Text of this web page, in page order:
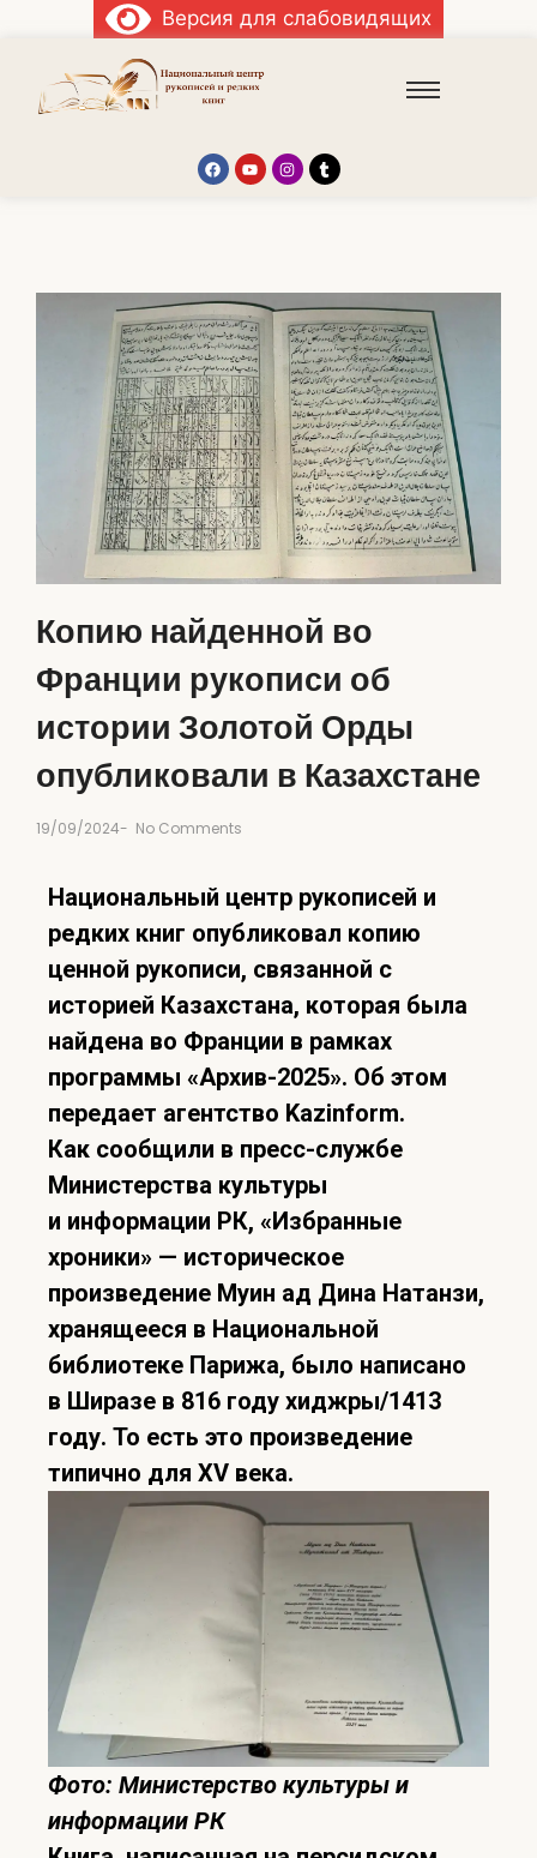
Версия для слабовидящих
Копию найденной во
Франции рукописи об
истории Золотой Орды
опубликовали в Казахстане
19/09/2024- No Comments
Национальный центр рукописей и
редких книг опубликовал копию
ценной рукописи, связанной с
историей Казахстана, которая была
найдена во Франции в рамках
программы «Архив-2025». Об этом
передает агентство Kazinform.
Как сообщили в пресс-службе
Министерства культуры
и информации РК, «Избранные
хроники» — историческое
произведение Муин ад Дина Натанзи,
хранящееся в Национальной
библиотеке Парижа, было написано
в Ширазе в 816 году хиджры/1413
году. То есть это произведение
типично для XV века.
Фото: Министерство культуры и
информации РК